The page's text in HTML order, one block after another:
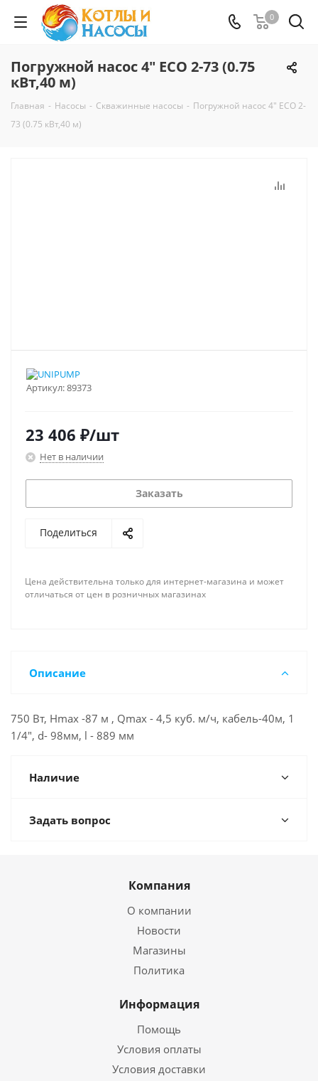
0
Погружной насос 4" ECO 2-73 (0.75
кВт,40 м)
Главная - Насосы - Скважинные насосы - Погружной насос 4" ECO 2-
73 (0.75 кВт,40 м)
Артикул:89373
23 406 ₽/шт
Нет в наличии
Заказать
Поделиться
Цена действительна только для интернет-магазина и может
отличаться от цен в розничных магазинах
Описание
750 Вт, Нmax -87 м , Qmax - 4,5 куб. м/ч, кабель-40м, 1
1/4", d- 98мм, l - 889 мм
Наличие
Задать вопрос
Компания
О компании
Новости
Магазины
Политика
Информация
Помощь
Условия оплаты
Условия доставки